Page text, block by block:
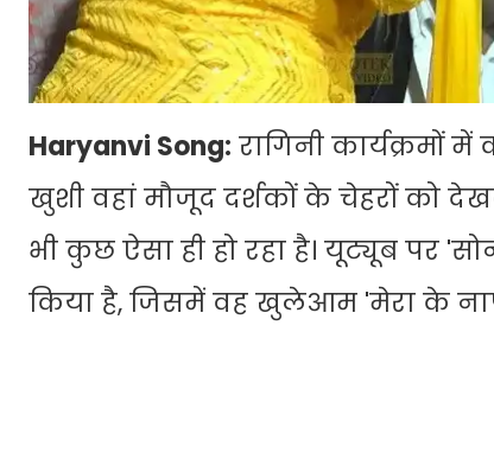
Haryanvi Song: रागिनी कार्यक्रमों
खुशी वहां मौजूद दर्शकों के चेहरों को
भी कुछ ऐसा ही हो रहा है। यूट्यूब पर
किया है, जिसमें वह खुलेआम 'मेरा के